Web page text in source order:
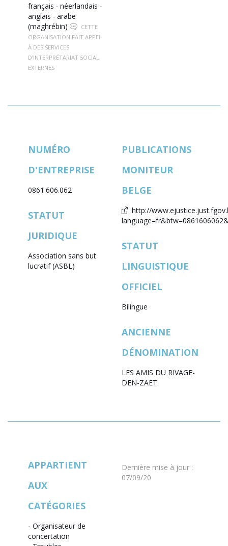
français - néerlandais -
anglais - arabe
(maghrébin)
CETTE
ORGANISATION FAIT APPEL
À DES SERVICES
D’INTERPRÉTARIAT SOCIAL
EXTERNES
NUMÉRO
D'ENTREPRISE
0861.606.062
STATUT
JURIDIQUE
Association sans but
lucratif (ASBL)
PUBLICATIONS
MONITEUR
BELGE
http://
STATUT
LINGUISTIQUE
OFFICIEL
Bilingue
ANCIENNE
DÉNOMINATION
LES AMIS DU RIVAGE-
DEN-ZAET
APPARTIENT
AUX
CATÉGORIES
- Organisateur de
concertation
Dernière mise à jour :
07/09/20